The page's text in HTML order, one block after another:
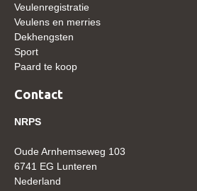
Regio Midden
Bestuur Regio Midden
Word vrijiwilliger
KALENDER
Veulenregistratie
Veulens en merries
Dekhengsten
Sport
Paard te koop
Contact
NRPS
Oude Arnhemseweg 103
6741 EG Lunteren
Nederland